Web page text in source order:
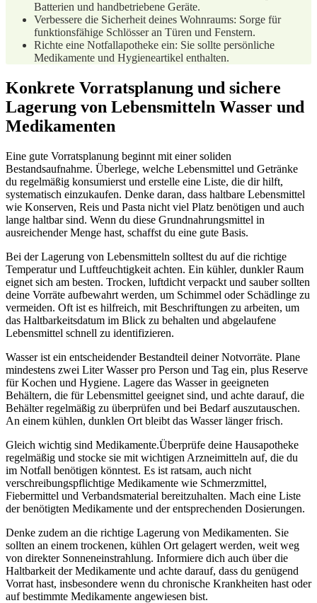
Batterien ‌und handbetriebene‌ Geräte.
Verbessere‌ die Sicherheit deines Wohnraums: Sorge für
funktionsfähige Schlösser an Türen ​und Fenstern.
Richte ⁣eine Notfallapotheke ein: ⁤Sie sollte persönliche
Medikamente und Hygieneartikel enthalten.
Konkrete Vorratsplanung und ‍sichere‌
Lagerung von Lebensmitteln ​Wasser und
Medikamenten
Eine gute Vorratsplanung beginnt mit einer soliden
Bestandsaufnahme. Überlege, welche Lebensmittel und Getränke ​
du regelmäßig⁣ konsumierst⁢ und erstelle eine Liste, die dir hilft,
systematisch einzukaufen. Denke‌ daran, dass ‌haltbare Lebensmittel
wie Konserven, Reis und Pasta nicht ‍viel Platz benötigen und auch
lange ⁢haltbar sind. Wenn du diese Grundnahrungsmittel in
⁢ausreichender Menge hast, schaffst du eine gute⁣ Basis.
Bei der Lagerung von Lebensmitteln⁤ solltest du auf die richtige
Temperatur ⁢und Luftfeuchtigkeit achten. Ein kühler, ‌dunkler Raum
eignet sich am besten. Trocken, luftdicht verpackt und sauber sollten
deine Vorräte aufbewahrt⁣ werden, um Schimmel oder Schädlinge zu
vermeiden.⁢ Oft ist es hilfreich, mit Beschriftungen⁢ zu arbeiten, um
das Haltbarkeitsdatum im ⁤Blick zu behalten und abgelaufene
Lebensmittel schnell zu identifizieren.
Wasser ist ‍ein entscheidender Bestandteil deiner Notvorräte. Plane
mindestens zwei Liter Wasser pro Person und Tag ein, plus Reserve
für Kochen und Hygiene. Lagere das Wasser in geeigneten⁢
Behältern, die für Lebensmittel geeignet sind, und achte ‌darauf, die‍
Behälter regelmäßig zu überprüfen und bei Bedarf auszutauschen.
An einem kühlen, dunklen Ort bleibt das Wasser länger frisch.
Gleich wichtig‌ sind Medikamente.Überprüfe deine Hausapotheke
regelmäßig und stocke sie mit wichtigen Arzneimitteln auf, die du​
im Notfall benötigen​ könntest. Es ist ratsam, auch‍ nicht
verschreibungspflichtige Medikamente wie Schmerzmittel,
Fiebermittel und Verbandsmaterial bereitzuhalten. Mach eine Liste
der benötigten Medikamente und der⁤ entsprechenden Dosierungen.
Denke zudem an die richtige Lagerung⁣ von Medikamenten. Sie‍
sollten an einem trockenen, kühlen Ort‌ gelagert werden, weit weg
von direkter Sonneneinstrahlung. Informiere​ dich auch über die
Haltbarkeit der Medikamente und achte darauf, dass du genügend
Vorrat hast, insbesondere wenn du chronische Krankheiten hast oder
auf bestimmte Medikamente angewiesen bist.